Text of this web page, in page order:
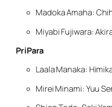
Madoka Amaha:
Miyabi Fujiwara:
PriPara
Laala Manaka:
Mirei Minami: Yuu